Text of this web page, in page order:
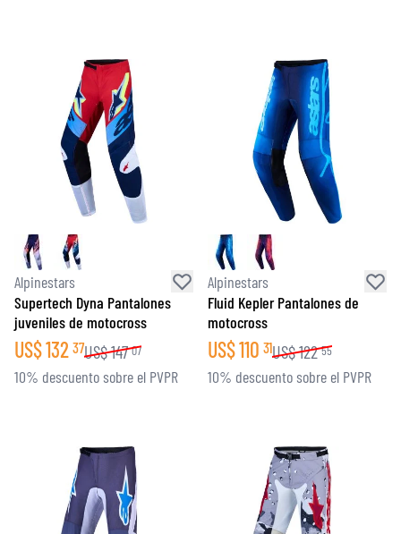
Alpinestars
Supertech Dyna Pantalones
juveniles de motocross
US$132 37US$147 07
10% descuento sobre el PVPR
Alpinestars
Fluid Kepler Pantalones de
motocross
US$110 31US$122 55
10% descuento sobre el PVPR